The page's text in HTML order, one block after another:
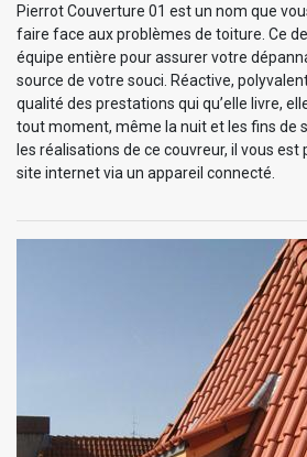
Pierrot Couverture 01 est un nom que
faire face aux problèmes de toiture. Ce
équipe entière pour assurer votre
source de votre souci. Réactive,
qualité des prestations qui qu’elle livre,
tout moment, même la nuit et les fins de
les réalisations de ce couvreur, il vous est
site internet via un appareil connecté.